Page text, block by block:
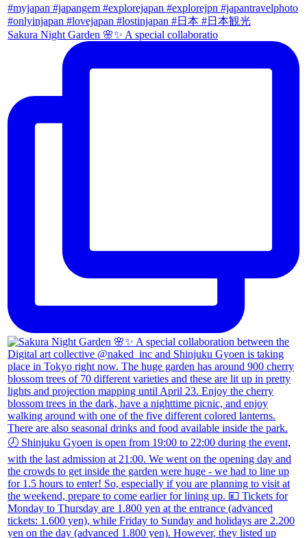
Sakura Night Garden 🌸✨ A special collaboratio